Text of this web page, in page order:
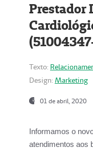
Prestador
Texto:
Design: Marketing
01 de abril, 2020
Informamos o
atendimentos aos